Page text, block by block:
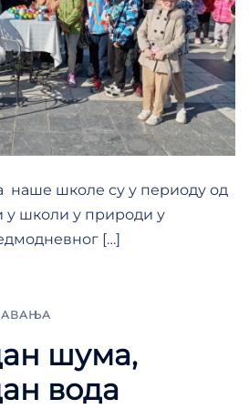
наше школе су у периоду од
у школи у природи у
[…]
шума,
вода